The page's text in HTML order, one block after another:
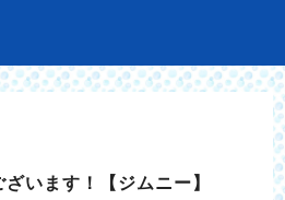
います！【ジムニー】